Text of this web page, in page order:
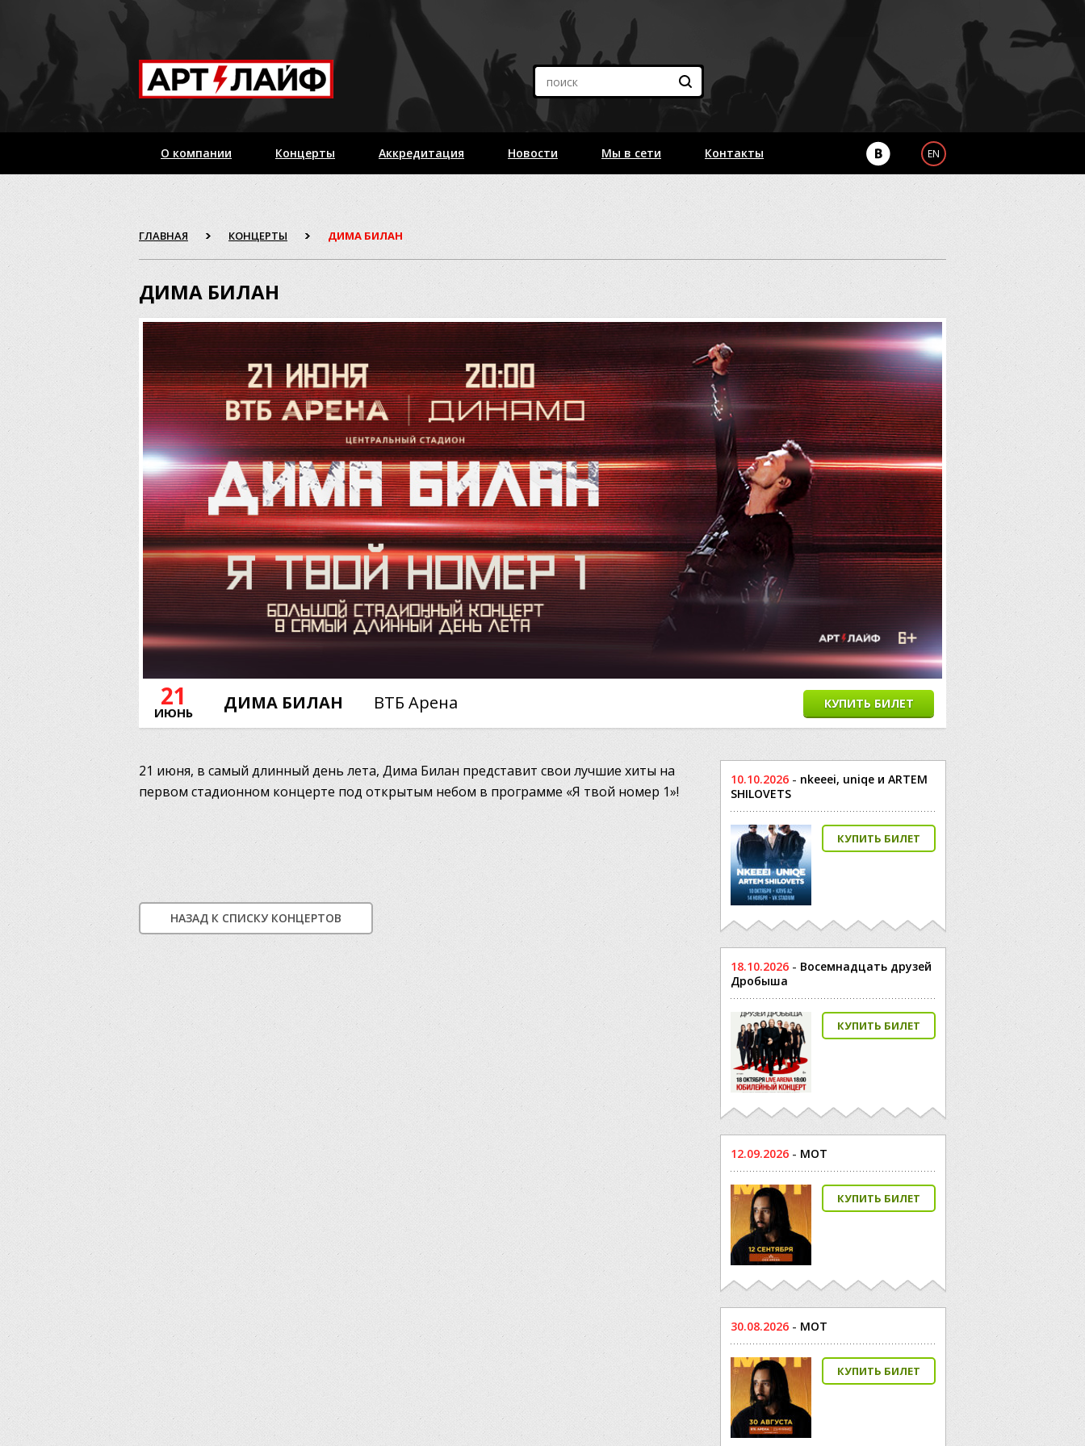
О компании Концерты Аккредитация Новости Мы в сети Контакты EN
ГЛАВНАЯ КОНЦЕРТЫ ДИМА БИЛАН
ДИМА БИЛАН
21
ИЮНЬ ДИМА БИЛАН ВТБ Арена КУПИТЬ БИЛЕТ
21 июня, в самый длинный день лета, Дима Билан представит свои лучшие хиты на
первом стадионном концерте под открытым небом в программе «Я твой номер 1»!
НАЗАД К СПИСКУ КОНЦЕРТОВ
10.10.2026 - nkeeei, uniqe и ARTEM
SHILOVETS
КУПИТЬ БИЛЕТ
18.10.2026 - Восемнадцать друзей
Дробыша
КУПИТЬ БИЛЕТ
12.09.2026 - МОТ
КУПИТЬ БИЛЕТ
30.08.2026 - МОТ
КУПИТЬ БИЛЕТ